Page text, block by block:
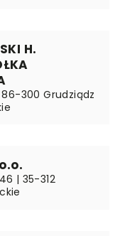
H.
86-300 Grudziądz
| 35-312